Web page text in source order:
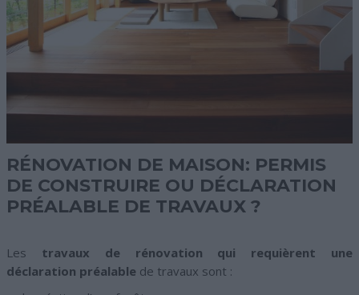
RÉNOVATION DE MAISON: PERMIS
DE CONSTRUIRE OU DÉCLARATION
PRÉALABLE DE TRAVAUX ?
Les travaux de rénovation qui requièrent une
déclaration préalable de travaux sont :